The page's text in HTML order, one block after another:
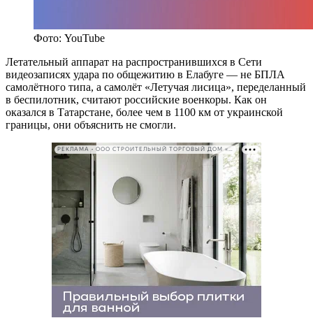
Фото: YouTube
Летательный аппарат на распространившихся в Сети
видеозаписях удара по общежитию в Елабуге — не БПЛА
самолётного типа, а самолёт «Летучая лисица», переделанный
в беспилотник, считают российские военкоры. Как он
оказался в Татарстане, более чем в 1100 км от украинской
границы, они объяснить не смогли.
РЕКЛАМА • ООО СТРОИТЕЛЬНЫЙ ТОРГОВЫЙ ДОМ «ПЕТРОВИЧ». ИНН: 7802348846